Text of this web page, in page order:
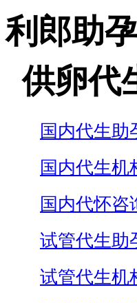
利郎助
供卵代
国内代生助
国内代生机
国内代怀咨
试管代生助
试管代生机